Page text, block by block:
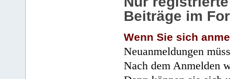
Beiträge im
Wenn Sie sich
Neuanmeldungen
Nach dem Anmelden